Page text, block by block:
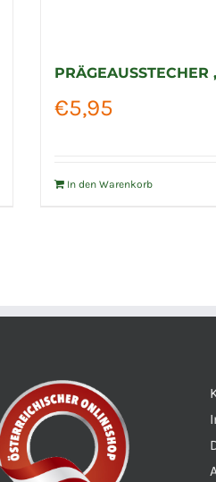
PRÄGEAUSSTECHER
€5,95
In den Warenkorb